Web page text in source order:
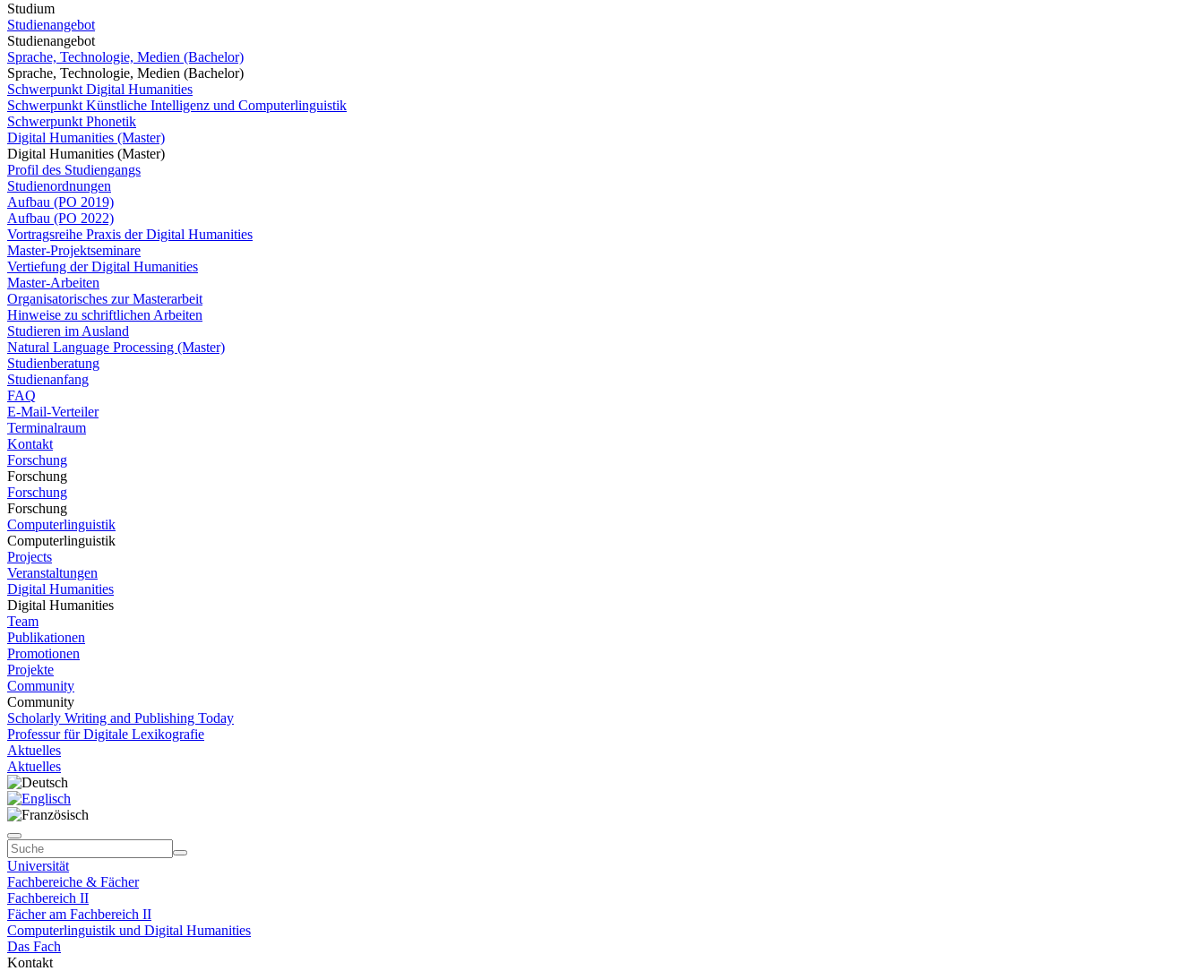
Studium
Studienangebot
Studienangebot
Sprache, Technologie, Medien (Bachelor)
Sprache, Technologie, Medien (Bachelor)
Schwerpunkt Digital Humanities
Schwerpunkt Künstliche Intelligenz und Computerlinguistik
Schwerpunkt Phonetik
Digital Humanities (Master)
Digital Humanities (Master)
Profil des Studiengangs
Studienordnungen
Aufbau (PO 2019)
Aufbau (PO 2022)
Vortragsreihe Praxis der Digital Humanities
Master-Projektseminare
Vertiefung der Digital Humanities
Master-Arbeiten
Organisatorisches zur Masterarbeit
Hinweise zu schriftlichen Arbeiten
Studieren im Ausland
Natural Language Processing (Master)
Studienberatung
Studienanfang
FAQ
E-Mail-Verteiler
Terminalraum
Kontakt
Forschung
Forschung
Forschung
Forschung
Computerlinguistik
Computerlinguistik
Projects
Veranstaltungen
Digital Humanities
Digital Humanities
Team
Publikationen
Promotionen
Projekte
Community
Community
Scholarly Writing and Publishing Today
Professur für Digitale Lexikografie
Aktuelles
Aktuelles
Universität
Fachbereiche & Fächer
Fachbereich II
Fächer am Fachbereich II
Computerlinguistik und Digital Humanities
Das Fach
Kontakt